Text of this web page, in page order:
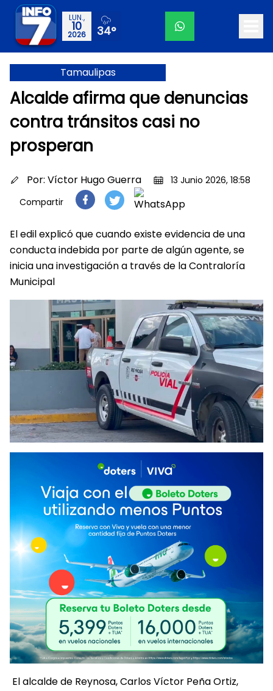
LUN.,
10
2026 34°
Tamaulipas
Alcalde afirma que denuncias
contra tránsitos casi no
prosperan
Por: Víctor Hugo Guerra
13 Junio 2026, 18:58
Compartir
El edil explicó que cuando existe evidencia de una
conducta indebida por parte de algún agente, se
inicia una investigación a través de la Contraloría
Municipal
El alcalde de Reynosa, Carlos Víctor Peña Ortiz,